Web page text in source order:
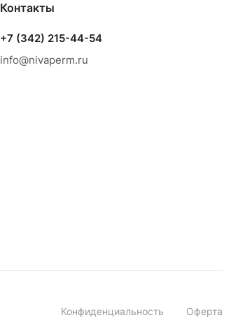
Контакты
+7 (342) 215-44-54
info@nivaperm.ru
Конфиденциальность Оферта